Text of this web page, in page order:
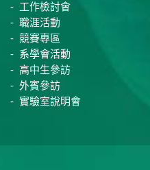
工作檢討會
職涯活動
競賽專區
系學會活動
高中生參訪
外賓參訪
實驗室說明會